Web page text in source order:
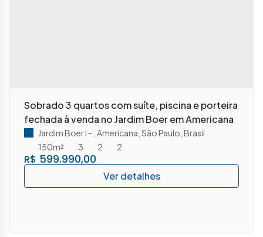
Sobrado 3 quartos com suíte, piscina e porteira
fechada à venda no Jardim Boer em Americana
R$ 599.990,00
Jardim Boer I Americana São Paulo Brasil
3
2
150m² 2